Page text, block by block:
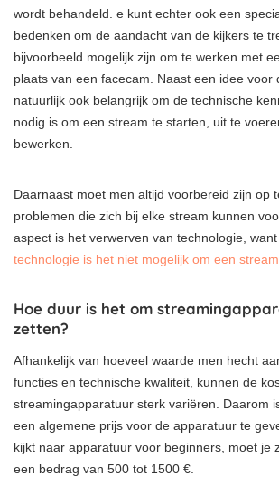
wordt behandeld. e kunt echter ook een
bedenken om de aandacht van de kijkers te
bijvoorbeeld mogelijk zijn om te werken met
plaats van een facecam. Naast een idee voor
natuurlijk ook belangrijk om de technische
nodig is om een stream te starten, uit te
bewerken.
Daarnaast moet men altijd voorbereid zijn op
problemen die zich bij elke stream kunnen
aspect is het verwerven van technologie,
technologie is het niet mogelijk om een stream
Hoe duur is het om
zetten?
Afhankelijk van hoeveel waarde men hecht
functies en technische kwaliteit, kunnen de
streamingapparatuur sterk variëren. Daarom
een algemene prijs voor de apparatuur te
kijkt naar apparatuur voor beginners, moet je
een bedrag van 500 tot 1500 €.